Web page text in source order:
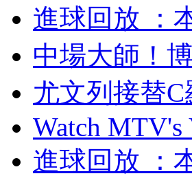
進球回放 
中場大師
尤文列接替C
Watch MTV's
進球回放 